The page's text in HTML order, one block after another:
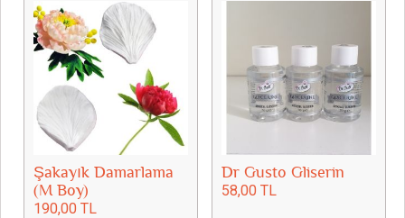
Şakayık Damarlama
(M Boy)
190,00 TL
Dr Gusto Gliserin
58,00 TL